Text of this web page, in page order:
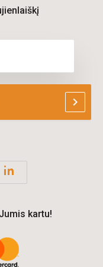
chevron_right
kartu!